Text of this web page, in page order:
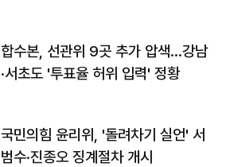
합수본, 선관위 9곳 추가 압색…강남
·서초도 '투표율 허위 입력' 정황
국민의힘 윤리위, '돌려차기 실언' 서
범수·진종오 징계절차 개시